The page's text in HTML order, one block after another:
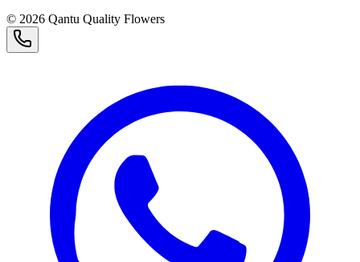
© 2026 Qantu Quality Flowers